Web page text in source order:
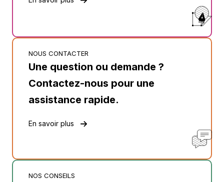
NOUS CONTACTER
Une question ou demande ?
Contactez-nous pour une
assistance rapide.
En savoir plus
NOS CONSEILS